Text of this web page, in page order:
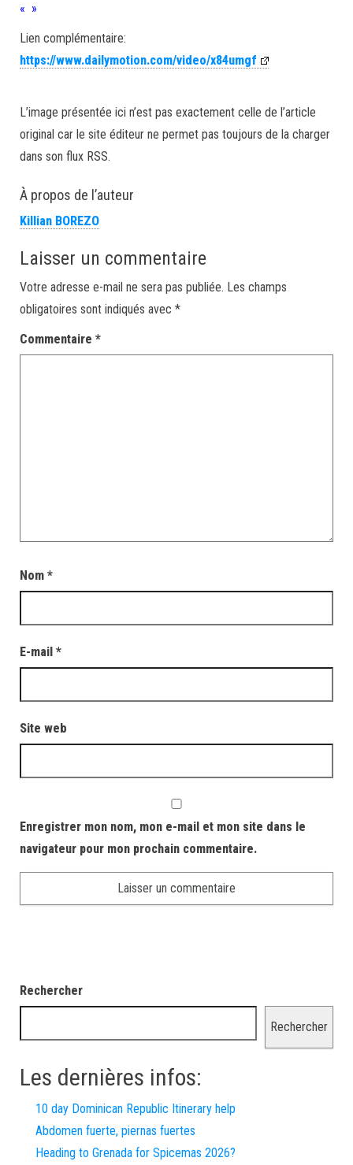
« »
Lien complémentaire:
https://www.dailymotion.com/video/x84umgf
L’image présentée ici n’est pas exactement celle de l’article
original car le site éditeur ne permet pas toujours de la charger
dans son flux RSS.
À propos de l’auteur
Killian BOREZO
Laisser un commentaire
Votre adresse e-mail ne sera pas publiée. Les champs
obligatoires sont indiqués avec *
Commentaire *
Nom *
E-mail *
Site web
Enregistrer mon nom, mon e-mail et mon site dans le
navigateur pour mon prochain commentaire.
Rechercher
Rechercher
Les dernières infos:
10 day Dominican Republic Itinerary help
Abdomen fuerte, piernas fuertes
Heading to Grenada for Spicemas 2026?